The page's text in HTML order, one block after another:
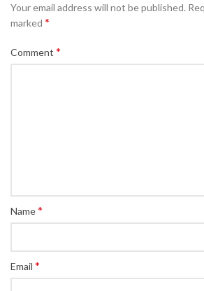
Your email address will not be published.
marked *
Comment *
Name*
Email *